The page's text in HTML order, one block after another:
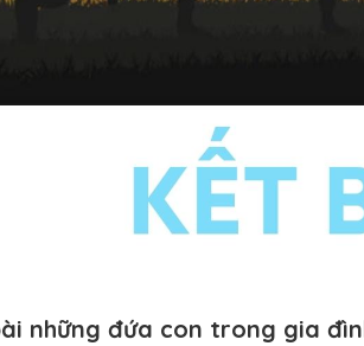
những đứa con trong gia